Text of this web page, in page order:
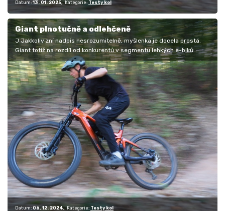
Datum: 13. 01. 2025 Kategorie: Testy kol
Giant plnotučně a odlehčeně
J Jakkoliv zní nadpis nesrozumitelně, myšlenka je docela prostá.
Giant totiž na rozdíl od konkurentů v segmentu lehkých e-biků
nevsadil na…
Datum: 06. 12. 2024 Kategorie: Testy kol